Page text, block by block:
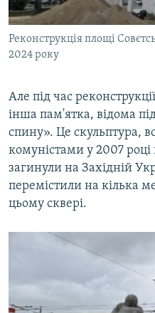
Реконструкція площі
2024 року
Але під час
інша пам'ятка, відома
спину». Це скульптура,
комуністами у 2007 році
загинули на Західній
перемістили на кілька
цьому сквері.